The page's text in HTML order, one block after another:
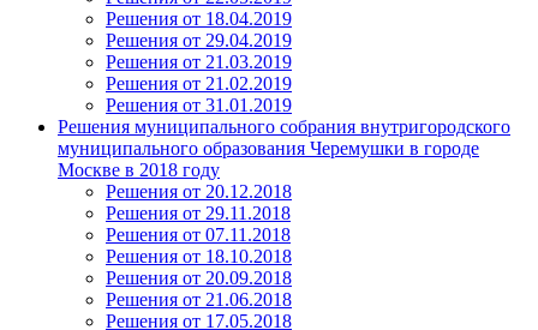
Решения от 18.04.2019
Решения от 29.04.2019
Решения от 21.03.2019
Решения от 21.02.2019
Решения от 31.01.2019
Решения муниципального собрания внутригородского
муниципального образования Черемушки в городе
Москве в 2018 году
Решения от 20.12.2018
Решения от 29.11.2018
Решения от 07.11.2018
Решения от 18.10.2018
Решения от 20.09.2018
Решения от 21.06.2018
Решения от 17.05.2018